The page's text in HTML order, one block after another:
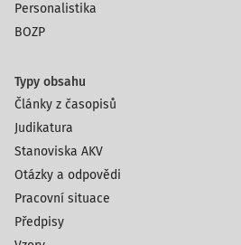
Personalistika
BOZP
Typy obsahu
Články z časopisů
Judikatura
Stanoviska AKV
Otázky a odpovědi
Pracovní situace
Předpisy